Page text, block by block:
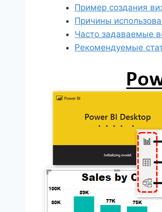
Пример создания
Причины
Часто задаваемые
Рекомендуемые